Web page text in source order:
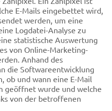
E-Mails eingebettet wird,
werden, um eine
Logdatei-Analyse zu
statistische Auswertung
von Online-Marketing-
Anhand des
die Softwareentwicklung
ob und wann eine E-Mail
geöffnet wurde und welche
von der betroffenen